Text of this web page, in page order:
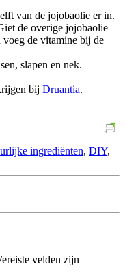
van de jojobaolie er in.
de overige jojobaolie
de vitamine bij de
slapen en nek.
bij Druantia.
ingrediënten, DIY,
velden zijn